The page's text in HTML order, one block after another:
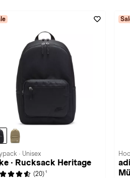
· Unisex
· Rucksack Heritage
(20) 1